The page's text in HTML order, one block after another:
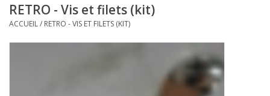
RETRO - Vis et filets (kit)
ACCUEIL/ RETRO - VIS ET FILETS (KIT)